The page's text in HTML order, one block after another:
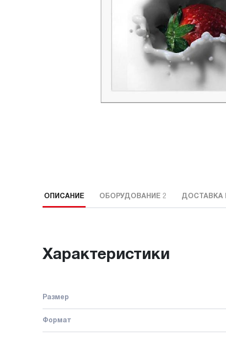
ОПИСАНИЕ ОБОРУДОВАНИЕ 2 ДОСТАВКА
Характеристики
Размер
Формат